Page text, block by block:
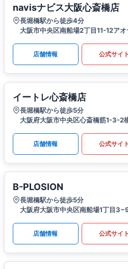
navisナビス大阪心斎橋店
長堀橋駅から徒歩4分
大阪市中央区南船場2丁目11-12ア
店舗情報 公式サイト
イートレ心斎橋店
長堀橋駅から徒歩5分
大阪府大阪市中央区心斎橋筋1-3-2
店舗情報 公式サイト
B-PLOSION
長堀橋駅から徒歩5分
大阪府大阪市中央区南船場1丁目
店舗情報 公式サイト